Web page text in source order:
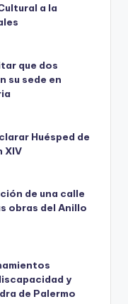
a la
que dos
su sede en
Huésped de
XIV
de una calle
obras del Anillo
y
de Palermo